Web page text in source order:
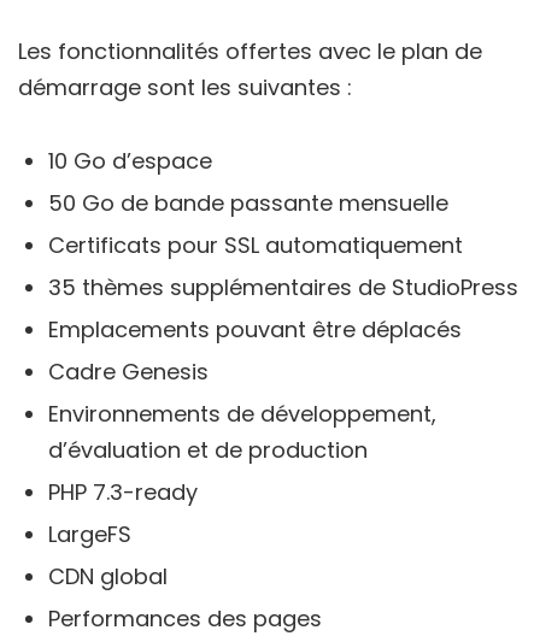
Les fonctionnalités offertes avec le plan de
démarrage sont les suivantes :
10 Go d’espace
50 Go de bande passante mensuelle
Certificats pour SSL automatiquement
35 thèmes supplémentaires de StudioPress
Emplacements pouvant être déplacés
Cadre Genesis
Environnements de développement,
d’évaluation et de production
PHP 7.3-ready
LargeFS
CDN global
Performances des pages